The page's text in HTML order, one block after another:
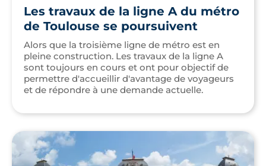
Les travaux de la ligne A du métro
de Toulouse se poursuivent
Alors que la troisième ligne de métro est en
pleine construction. Les travaux de la ligne A
sont toujours en cours et ont pour objectif de
permettre d'accueillir d'avantage de voyageurs
et de répondre à une demande actuelle.